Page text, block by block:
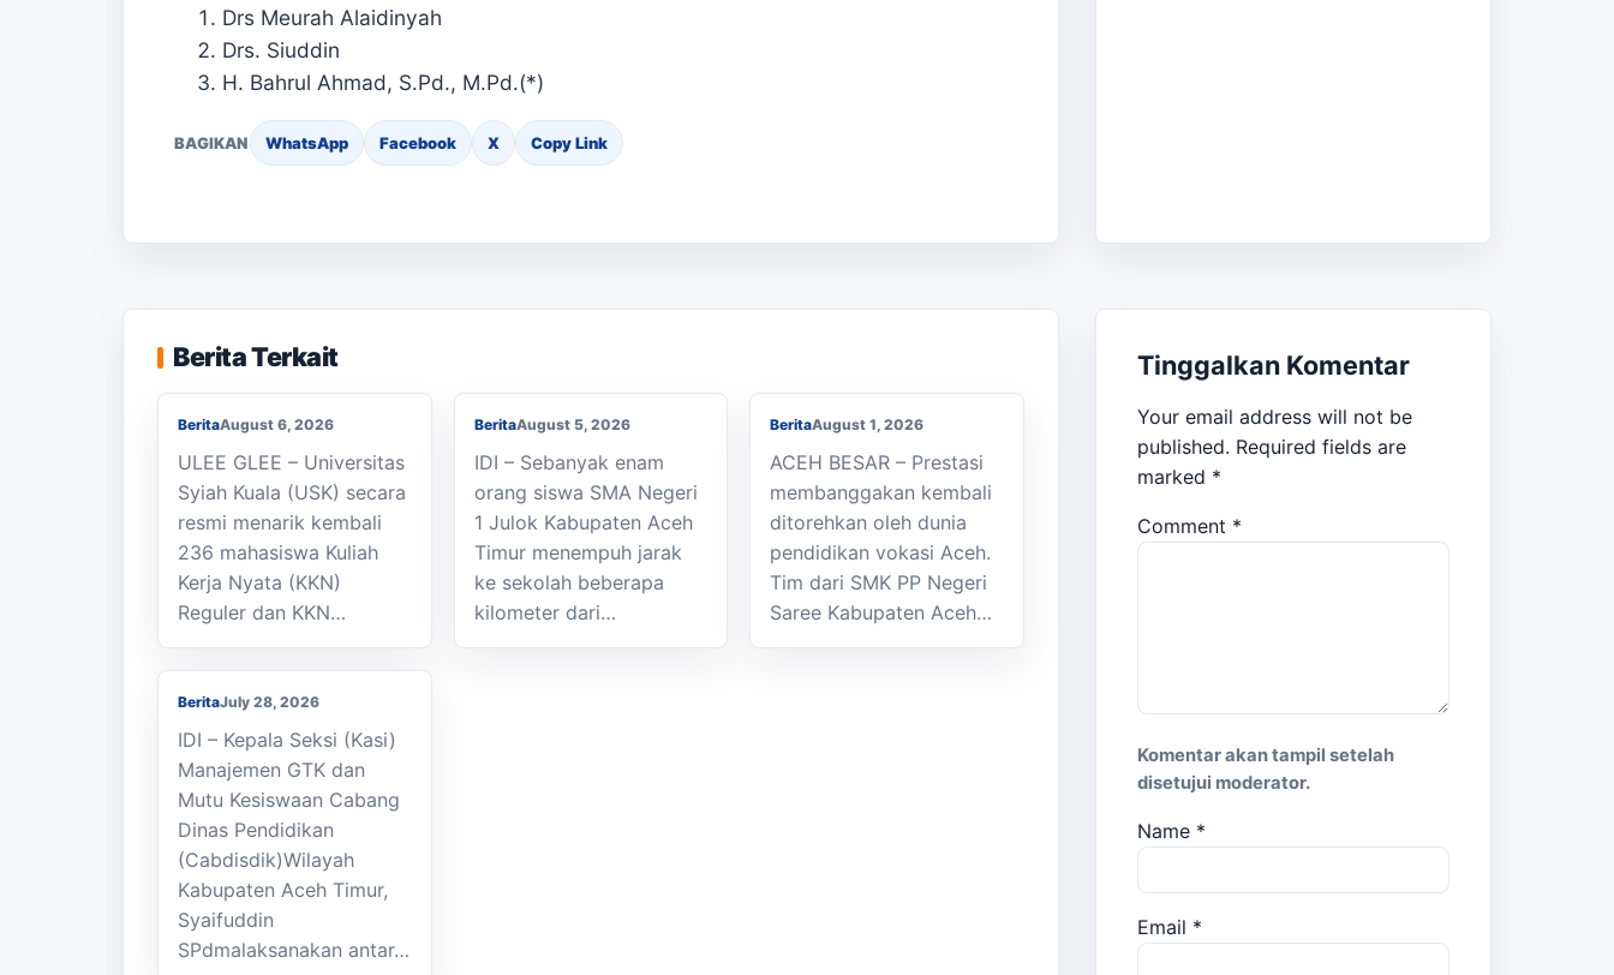
Drs Meurah Alaidinyah
Drs. Siuddin
H. Bahrul Ahmad, S.Pd., M.Pd.(*)
BAGIKAN WhatsApp Facebook X Copy Link
Berita Terkait
Apresiasi Dukungan
Masyarakat Bandar Dua
BeritaAugust 6, 2026
ULEE GLEE – Universitas
Syiah Kuala (USK) secara
resmi menarik kembali
236 mahasiswa Kuliah
Kerja Nyata (KKN)
Reguler dan KKN…
BeritaAugust 5, 2026
IDI – Sebanyak enam
orang siswa SMA Negeri
1 Julok Kabupaten Aceh
Timur menempuh jarak
ke sekolah beberapa
kilometer dari…
BeritaAugust 1, 2026
ACEH BESAR – Prestasi
membanggakan kembali
ditorehkan oleh dunia
pendidikan vokasi Aceh.
Tim dari SMK PP Negeri
Saree Kabupaten Aceh…
Kasi Cabdisdik
Kabupaten Aceh Timur
Antar Tugas Kepala
SMKN 1 Julok
BeritaJuly 28, 2026
IDI – Kepala Seksi (Kasi)
Manajemen GTK dan
Mutu Kesiswaan Cabang
Dinas Pendidikan
(Cabdisdik)Wilayah
Kabupaten Aceh Timur,
Syaifuddin
SPdmalaksanakan antar…
Tinggalkan Komentar
Your email address will not be
published. Required fields are
marked *
Comment *
Komentar akan tampil setelah
disetujui moderator.
Name *
Email *